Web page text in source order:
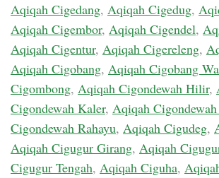
Aqiqah Cigedang, Aqiqah Cigedug,
Aqiqah Cigembor, Aqiqah Cigendel,
Aqiqah Cigentur, Aqiqah Cigereleng,
Aqiqah Cigobang, Aqiqah Cigobang
Cigombong, Aqiqah Cigondewah Hilir,
Cigondewah Kaler, Aqiqah
Cigondewah Rahayu, Aqiqah Cigudeg,
Aqiqah Cigugur Girang, Aqiqah
Cigugur Tengah, Aqiqah Ciguha,